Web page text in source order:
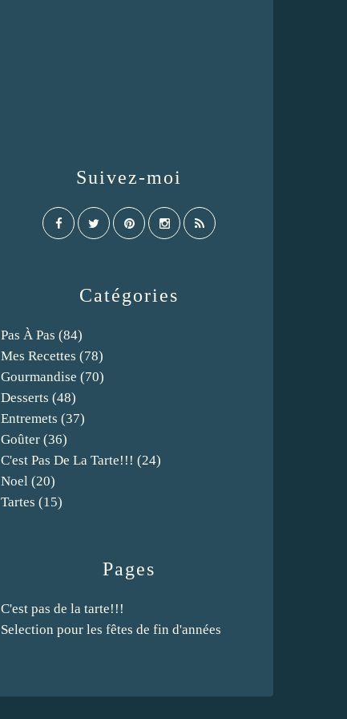
Catégories
Pas À Pas (84)
Mes Recettes (78)
Gourmandise (70)
Desserts (48)
Entremets (37)
Goûter (36)
C'est Pas De La Tarte!!! (24)
Noel (20)
Tartes (15)
Pages
C'est pas de la tarte!!!
Selection pour les fêtes de fin d'années
Suivez-moi